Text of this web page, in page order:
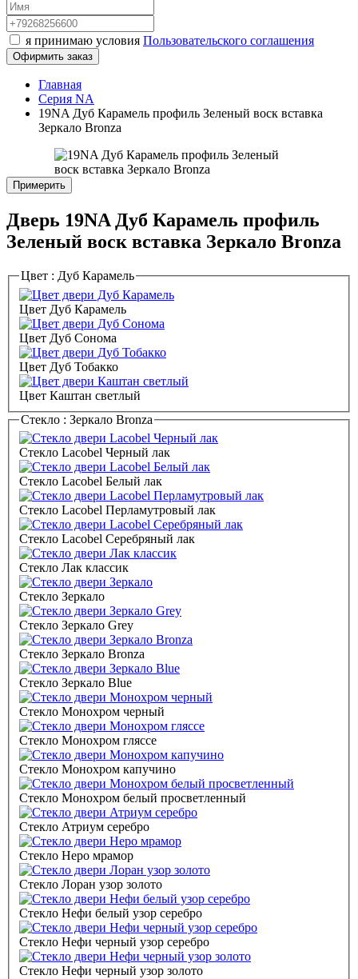
я принимаю условия Пользовательского соглашения
Офирмить заказ
Главная
Серия NA
19NA Дуб Карамель профиль Зеленый воск вставка
Зеркало Bronza
Примерить
Дверь 19NA Дуб Карамель профиль
Зеленый воск вставка Зеркало Bronza
Цвет : Дуб Карамель
Цвет Дуб Карамель
Цвет Дуб Сонома
Цвет Дуб Тобакко
Цвет Каштан светлый
Стекло : Зеркало Bronza
Стекло Lacobel Черный лак
Стекло Lacobel Белый лак
Стекло Lacobel Перламутровый лак
Стекло Lacobel Серебряный лак
Стекло Лак классик
Стекло Зеркало
Стекло Зеркало Grey
Стекло Зеркало Bronza
Стекло Зеркало Blue
Стекло Монохром черный
Стекло Монохром гляссе
Стекло Монохром капучино
Стекло Монохром белый просветленный
Стекло Атриум серебро
Стекло Неро мрамор
Стекло Лоран узор золото
Стекло Нефи белый узор серебро
Стекло Нефи черный узор серебро
Стекло Нефи черный узор золото